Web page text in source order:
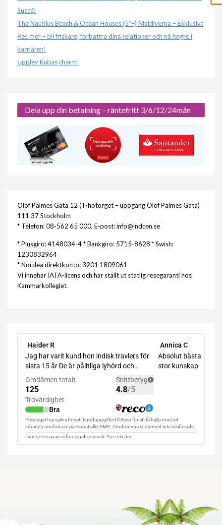
Succé!
The Nautilus Beach & Ocean Houses (5*+) Maldiverna – Exklusivt
Res mer – bli friskare, förbättra dina relationer och nå högre i
karriären!
Upplev Kubas charm!
Dela upp din betalning – räntefritt 3/6/12/24mån
Olof Palmes Gata 12 (T-hötorget – uppgång Olof Palmes Gata)
111 37 Stockholm
* Telefon: 08-562 65 000, E-post: info@indcen.se
* Plusgiro: 4148034-4 * Bankgiro: 5715-8628 * Swish:
1230832964
* Nordea direktkonto: 3201 1809061
Vi innehar IATA-licens och har ställt ut statlig resegaranti hos
Kammarkollegiet.